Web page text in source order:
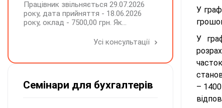
У
У
–
Працівник звільняється 29.07.2026
року, дата прийняття - 18.06.2026
року, оклад - 7500,00 грн. Як
невикористаних днів відпустки при
Усі консультації
Семінари для бухгалтерів